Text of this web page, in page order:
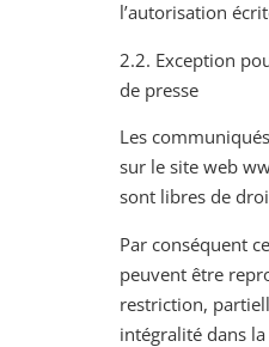
l’autorisation
2.2. Exception
de presse
Les
sur le site web
sont libres de
Par conséquent
peuvent être
restriction,
intégralité dans